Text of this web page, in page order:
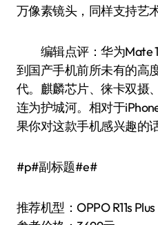
万像素镜头，同样支持艺
编辑点评：华为Mate
到国产手机前所未有的高
代。麒麟芯片、徕卡双摄
连为护城河。相对于
果你对这款手机感兴趣的
#p#副标题#e#
推荐机型：OPPO R11s Plus